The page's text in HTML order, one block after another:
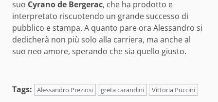
suo Cyrano de Bergerac, che ha prodotto e
interpretato riscuotendo un grande successo di
pubblico e stampa. A quanto pare ora Alessandro si
dedicherà non più solo alla carriera, ma anche al
suo neo amore, sperando che sia quello giusto.
Tags: Alessandro Preziosi greta carandini Vittoria Puccini